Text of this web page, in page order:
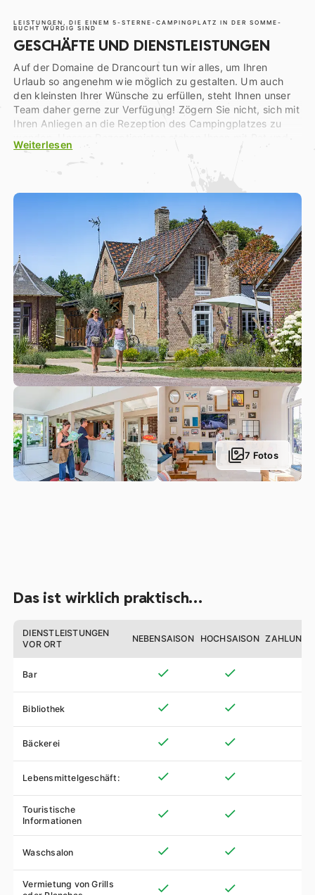
LEISTUNGEN, DIE EINEM 5-STERNE-CAMPINGPLATZ IN DER SOMME-
BUCHT WÜRDIG SIND
GESCHÄFTE UND DIENSTLEISTUNGEN
Auf der Domaine de Drancourt tun wir alles, um Ihren
Urlaub so angenehm wie möglich zu gestalten. Um auch
den kleinsten Ihrer Wünsche zu erfüllen, steht Ihnen unser
Team daher gerne zur Verfügung! Zögern Sie nicht, sich mit
Ihren Anliegen an die Rezeption des Campingplatzes zu
Tat zur Seite, wenn Sie touristische Informationen
Sie auf unseremCampingplatz in der Sommeein
Lebensmittelgeschäft, einen Fahrradverleih, eine Bibliothek,
ein traditionelles Restaurant mit lokaler Küche, eine
Snackbar für kleine Cocktails oder Eis usw. Sie entscheiden,
worauf Sie Lust haben!
Weiterlesen
7 Fotos
Das ist wirklich praktisch…
DIENSTLEISTUNGEN
VOR ORT
NEBENSAISON HOCHSAISON
Bar
Bibliothek
Bäckerei
Lebensmittelgeschäft:
Touristische
Informationen
Waschsalon
Vermietung von Grills